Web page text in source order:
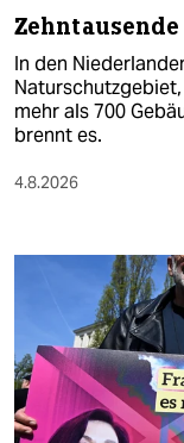
In den
mehr als 700
brennt es.
4.8.2026